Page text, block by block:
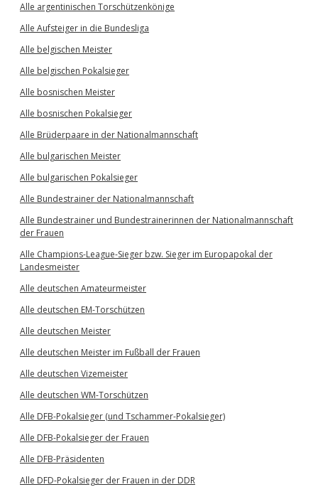
Alle argentinischen Torschützenkönige
Alle Aufsteiger in die Bundesliga
Alle belgischen Meister
Alle belgischen Pokalsieger
Alle bosnischen Meister
Alle bosnischen Pokalsieger
Alle Brüderpaare in der Nationalmannschaft
Alle bulgarischen Meister
Alle bulgarischen Pokalsieger
Alle Bundestrainer der Nationalmannschaft
Alle Bundestrainer und Bundestrainerinnen der Nationalmannschaft
der Frauen
Alle Champions-League-Sieger bzw. Sieger im Europapokal der
Landesmeister
Alle deutschen Amateurmeister
Alle deutschen EM-Torschützen
Alle deutschen Meister
Alle deutschen Meister im Fußball der Frauen
Alle deutschen Vizemeister
Alle deutschen WM-Torschützen
Alle DFB-Pokalsieger (und Tschammer-Pokalsieger)
Alle DFB-Pokalsieger der Frauen
Alle DFB-Präsidenten
Alle DFD-Pokalsieger der Frauen in der DDR